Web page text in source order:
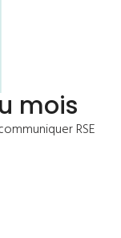
mois
RSE